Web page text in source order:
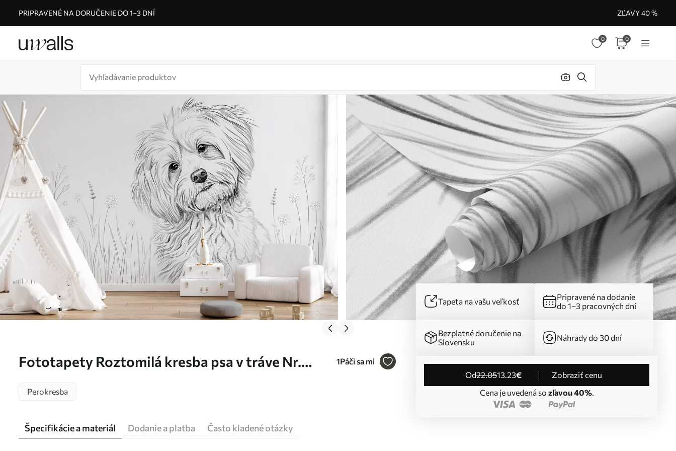
PRIPRAVENÉ NA DORUČENIE DO 1–3 DNÍ ZĽAVY 40 %
0 0
Fototapety Roztomilá kresba psa v tráve Nr.
1Páči sa mi
Tapeta na vašu veľkosť
Pripravené na dodanie
do 1–3 pracovných dní
Bezplatné doručenie na
Slovensku
Náhrady do 30 dní
od22.0513.23€
Zobraziť cenu
Cena je uvedená so zľavou 40%.
Perokresba
Špecifikácie a materiál Dodanie a platba Často kladené otázky